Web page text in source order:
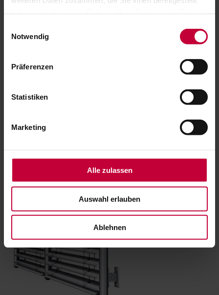
Notwendig
Präferenzen
Statistiken
Marketing
Alle zulassen
Auswahl erlauben
Ablehnen